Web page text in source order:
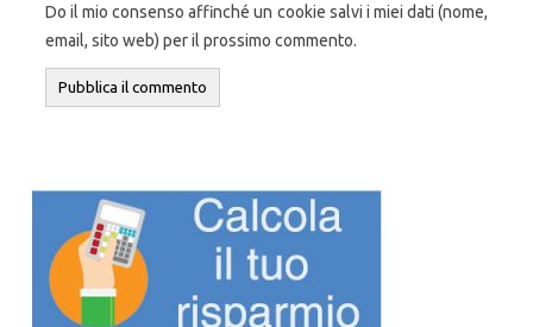
Do il mio consenso affinché un cookie salvi i miei dati (nome,
email, sito web) per il prossimo commento.